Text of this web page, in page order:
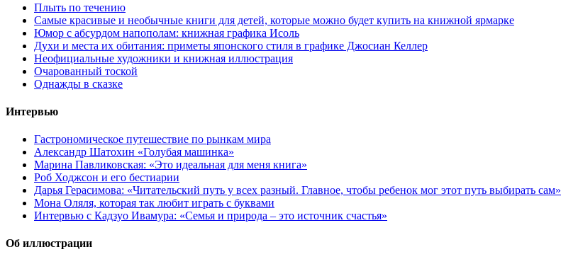
Плыть по течению
Самые красивые и необычные книги для детей, которые можно будет купить на книжной ярмарке
Юмор с абсурдом напополам: книжная графика Исоль
Духи и места их обитания: приметы японского стиля в графике Джосиан Келлер
Неофициальные художники и книжная иллюстрация
Очарованный тоской
Однажды в сказке
Интервью
Гастрономическое путешествие по рынкам мира
Александр Шатохин «Голубая машинка»
Марина Павликовская: «Это идеальная для меня книга»
Роб Ходжсон и его бестиарии
Дарья Герасимова: «Читательский путь у всех разный. Главное, чтобы ребенок мог этот путь выбирать сам»
Мона Оляля, которая так любит играть с буквами
Интервью с Кадзуо Ивамура: «Семья и природа – это источник счастья»
Об иллюстрации